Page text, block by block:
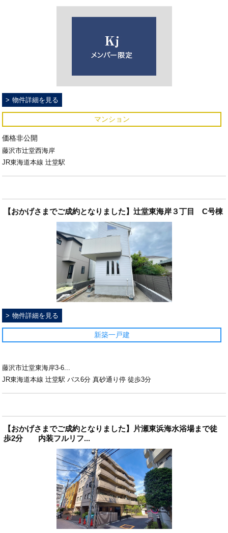
物件詳細を見る
マンション
価格非公開
藤沢市辻堂西海岸
JR東海道本線 辻堂駅
【おかげさまでご成約となりました】辻堂東海岸３丁目 C号棟
物件詳細を見る
新築一戸建
藤沢市辻堂東海岸3-6...
JR東海道本線 辻堂駅 バス6分 真砂通り停 徒歩3分
【おかげさまでご成約となりました】片瀬東浜海水浴場まで徒
歩2分 内装フルリフ...